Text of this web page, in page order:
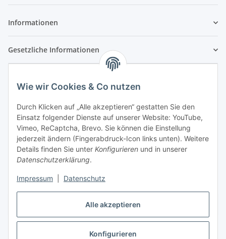
Alle akzeptieren
Konfigurieren
Wie wir Cookies & Co nutzen
Durch Klicken auf „Alle akzeptieren“ gestatten Sie den
Einsatz folgender Dienste auf unserer Website: YouTube,
Vimeo, ReCaptcha, Brevo. Sie können die Einstellung
jederzeit ändern (Fingerabdruck-Icon links unten). Weitere
Details finden Sie unter Konfigurieren und in unserer
Datenschutzerklärung.
Impressum Datenschutz
Informationen
Gesetzliche Informationen
Vertrag widerrufen